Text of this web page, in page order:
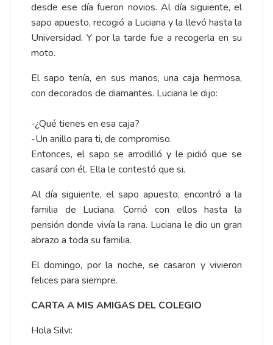
desde ese día fueron novios. Al día siguiente, el
sapo apuesto, recogió a Luciana y la llevó hasta la
Universidad. Y por la tarde fue a recogerla en su
moto.
El sapo tenía, en sus manos, una caja hermosa,
con decorados de diamantes. Luciana le dijo:
-¿Qué tienes en esa caja?
-Un anillo para ti, de compromiso.
Entonces, el sapo se arrodilló y le pidió que se
casará con él. Ella le contestó que si.
Al día siguiente, el sapo apuesto, encontró a la
familia de Luciana. Corrió con ellos hasta la
pensión donde vivía la rana. Luciana le dio un gran
abrazo a toda su familia.
El domingo, por la noche, se casaron y vivieron
felices para siempre.
CARTA A MIS AMIGAS DEL COLEGIO
Hola Silvi: